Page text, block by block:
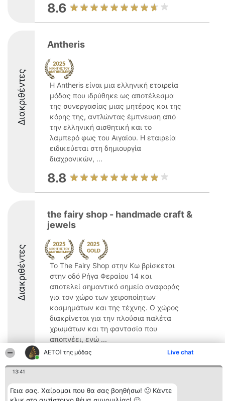
ΑΕΤΟΊ της μόδας Live chat
13:41
Γεια σας. Χαίρομαι που θα σας βοηθήσω! 🙂 Κάντε
8.6
Διακριθέντες
Antheris
Η Antheris είναι μια ελληνική εταιρεία
μόδας που ιδρύθηκε ως αποτέλεσμα
της συνεργασίας μιας μητέρας και της
κόρης της, αντλώντας έμπνευση από
την ελληνική αισθητική και το
λαμπερό φως του Αιγαίου. Η εταιρεία
ειδικεύεται στη δημιουργία
διαχρονικών, ...
8.8
Διακριθέντες
the fairy shop - handmade craft &
jewels
Το The Fairy Shop στην Κω βρίσκεται
στην οδό Ρήγα Φεραίου 14 και
αποτελεί σημαντικό σημείο αναφοράς
για τον χώρο των χειροποίητων
κοσμημάτων και της τέχνης. Ο χώρος
διακρίνεται για την πλούσια παλέτα
χρωμάτων και τη φαντασία που
αποπνέει, ενώ ...
9.5
Διοργανωτής της
Κατάταξη Επικοινωνία